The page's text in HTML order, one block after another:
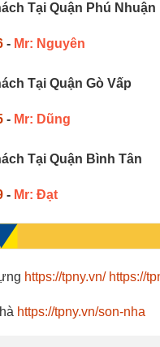
Tại Quận Phú Nhuận
- Mr: Nguyên
Tại Quận Gò Vấp
- Mr: Dũng
Tại Quận Bình Tân
- Mr: Đạt
https://tpny.vn/ https://
https://tpny.vn/son-nha